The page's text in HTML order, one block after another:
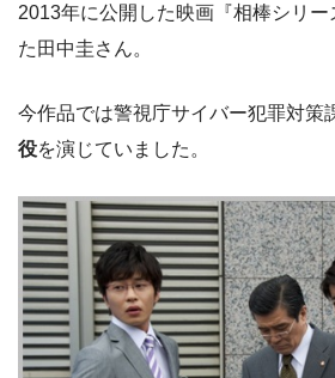
2013年に公開した映画『相棒シリー
た田中圭さん。
今作品では警視庁サイバー犯罪対策
役を演じていました。